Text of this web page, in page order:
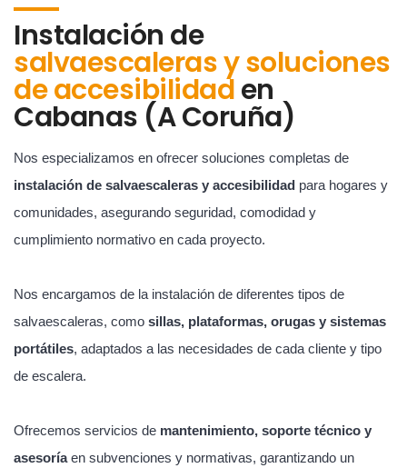
Instalación de
salvaescaleras y soluciones
de accesibilidaden
Cabanas (A Coruña)
Nos especializamos en ofrecer soluciones completas de
instalación de salvaescaleras y accesibilidad para hogares y
comunidades, asegurando seguridad, comodidad y
cumplimiento normativo en cada proyecto.
Nos encargamos de la instalación de diferentes tipos de
salvaescaleras, como sillas, plataformas, orugas y sistemas
portátiles, adaptados a las necesidades de cada cliente y tipo
de escalera.
Ofrecemos servicios de mantenimiento, soporte técnico y
asesoríaen subvenciones y normativas, garantizando un